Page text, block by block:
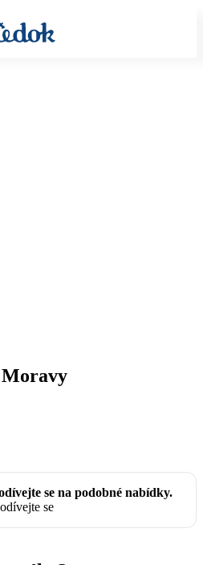
se na podobné nabídky.
se